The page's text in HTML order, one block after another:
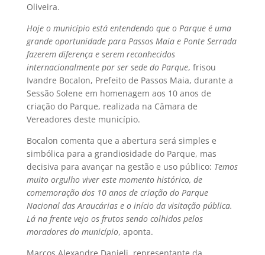
Oliveira.
Hoje o município está entendendo que o Parque é uma
grande oportunidade para Passos Maia e Ponte Serrada
fazerem diferença e serem reconhecidos
internacionalmente por ser sede do Parque, frisou
Ivandre Bocalon, Prefeito de Passos Maia, durante a
Sessão Solene em homenagem aos 10 anos de
criação do Parque, realizada na Câmara de
Vereadores deste município.
Bocalon comenta que a abertura será simples e
simbólica para a grandiosidade do Parque, mas
decisiva para avançar na gestão e uso público:  Temos
muito orgulho viver este momento histórico, de
comemoração dos 10 anos de criação do Parque
Nacional das Araucárias e o início da visitação pública.
Lá na frente vejo os frutos sendo colhidos pelos
moradores do município, aponta.